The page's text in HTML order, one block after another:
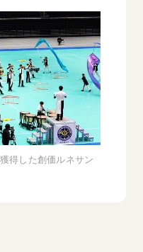
得した創価ルネサン